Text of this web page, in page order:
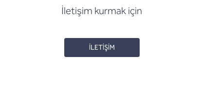
İletişim kurmak için
İLETİŞİM